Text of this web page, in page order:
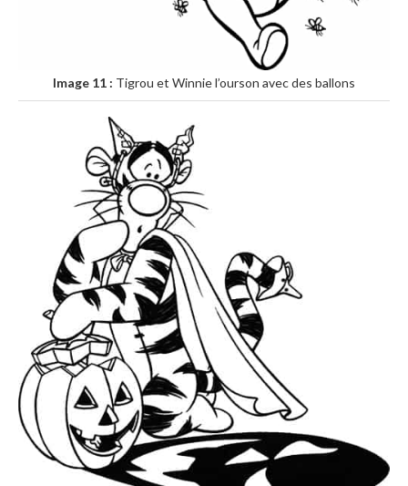
Image 11 : Tigrou et Winnie l’ourson avec des ballons